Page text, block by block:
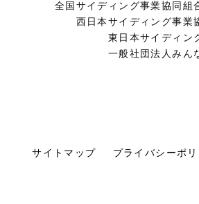
全国サイディング事業協同
西日本サイディング事
東日本サイディ
一般社団法人み
サイトマップ プライバシーポリ